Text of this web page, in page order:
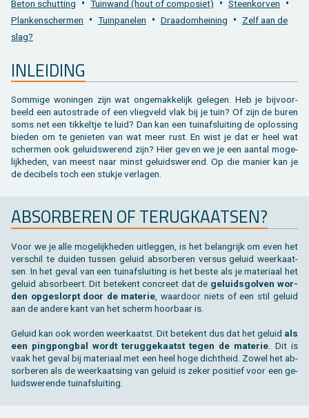
Beton schut­ting • Tuin­wand (hout of com­po­siet) • Steen­kor­ven •
Plan­ken­scher­men • Tuin­pa­ne­len • Draad­om­hei­ning •
Zelf aan de
slag?
IN­LEI­DING
Som­mi­ge wo­nin­gen zijn wat on­ge­mak­ke­lijk ge­le­gen. Heb je bij­voor­
beeld een au­to­stra­de of een vlieg­veld vlak bij je tuin? Of zijn de buren
soms net een tik­kel­tje te luid? Dan kan een tuin­af­slui­ting de op­los­sing
bie­den om te ge­nie­ten van wat meer rust. En wist je dat er heel wat
scher­men ook ge­luids­we­rend zijn? Hier geven we je een aan­tal mo­ge­
lijk­he­den, van meest naar minst ge­luids­we­rend. Op die ma­nier kan je
de de­ci­bels toch een stuk­je ver­la­gen.
AB­SOR­BE­REN OF TE­RUG­KAAT­SEN?
Voor we je alle mo­ge­lijk­he­den uit­leg­gen, is het be­lang­rijk om even het
ver­schil te dui­den tus­sen ge­luid ab­sor­be­ren ver­sus ge­luid weer­kaat­
sen. In het geval van een tuin­af­slui­ting is het beste als je ma­te­ri­aal het
ge­luid ab­sor­beert. Dit be­te­kent con­creet dat de ge­luids­gol­ven wor­
den op­ge­slorpt door de ma­te­rie , waar­door niets of een stil ge­luid
aan de an­de­re kant van het scherm hoor­baar is.
Ge­luid kan ook wor­den weer­kaatst. Dit be­te­kent dus dat het ge­luid als
een ping­pong­bal wordt te­rug­ge­kaatst tegen de ma­te­rie . Dit is
vaak het geval bij ma­te­ri­aal met een heel hoge dicht­heid. Zowel het ab­
sor­be­ren als de weer­kaat­sing van ge­luid is zeker po­si­tief voor een ge­
luids­we­ren­de tuin­af­slui­ting.
Toebehoren tegels / bestrating
Bekijk alles van terras
Vierkante palen
Gleufpalen
Toebehoren
Bekijk alles van tuinafsluiting
Bekijk alles van bijgebouw
Toebehoren
Bekijk alles van constructie
Speeltuigen
Dierenverblijf
Onderhoudsproducten
Varia
Bekijk alles van tuininrichting